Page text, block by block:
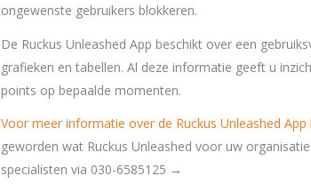
ongewenste gebruikers blokkeren.
De Ruckus Unleashed App beschikt over een
grafieken en tabellen. Al deze informatie geeft u
points op bepaalde momenten.
Voor meer informatie over de Ruckus Unleashed
geworden wat Ruckus Unleashed voor uw
specialisten via 030-6585125 →